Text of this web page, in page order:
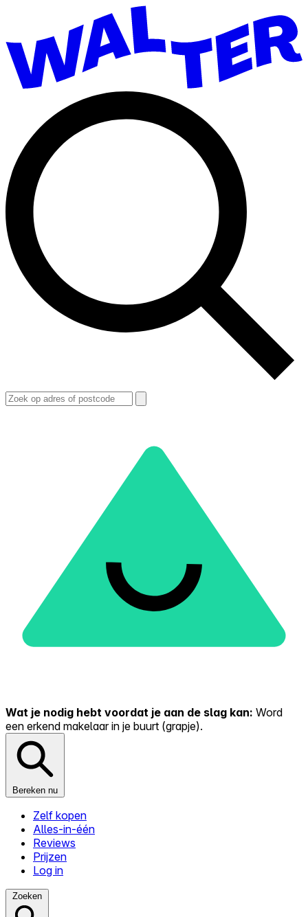
Wat je nodig hebt voordat je aan de slag kan: Word
een erkend makelaar in je buurt (grapje).
Bereken nu
Zelf kopen
Alles-in-één
Reviews
Prijzen
Log in
Zoeken